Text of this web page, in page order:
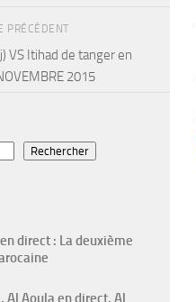
PRÉCÉDENT
VS Itihad de tanger en
2015
Rechercher
direct : La deuxième
Al Aoula en direct, Al